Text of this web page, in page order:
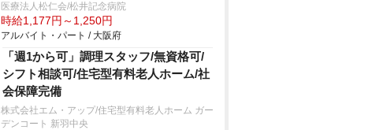
医療法人松仁会/松井記念病院
時給1,177円～1,250円
アルバイト・パート / 大阪府
「週1から可」調理スタッフ/無資格可/
シフト相談可/住宅型有料老人ホーム/社
会保障完備
株式会社エム・アップ/住宅型有料老人ホーム ガー
デンコート 新羽中央